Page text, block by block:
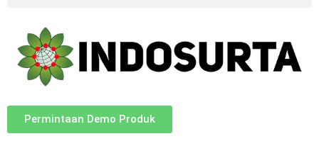
Permintaan Demo Produk